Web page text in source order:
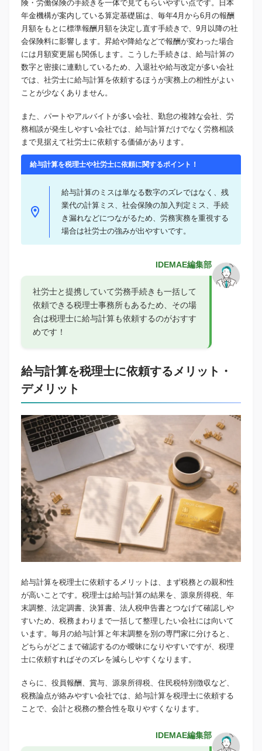
険・労働保険の手続きを一体で見てもらいやすい点です。日本
年金機構が案内している算定基礎届は、毎年4月から6月の報酬
月額をもとに標準報酬月額を決定し直す手続きで、9月以降の社
会保険料に影響します。昇給や降給などで報酬が変わった場合
には月額変更届も関係します。こうした手続きは、給与計算の
数字と密接に連動しているため、入退社や給与改定が多い会社
では、社労士に給与計算を依頼するほうが実務上の相性がよい
ことが少なくありません。
また、パートやアルバイトが多い会社、勤怠の複雑な会社、労
務相談が発生しやすい会社では、給与計算だけでなく労務相談
まで見据えて社労士に依頼する価値があります。
給与計算を税理士や社労士に依頼に関するポイント！
給与計算のミスは単なる数字のズレではなく、残
業代の計算ミス、社会保険の加入判定ミス、手続
き漏れなどにつながるため、労務実務を重視する
場合は社労士の強みが出やすいです。
IDEMAE編集部
社労士と提携していて労務手続きも一括して
依頼できる税理士事務所もあるため、その場
合は税理士に給与計算も依頼するのがおすす
めです！
給与計算を税理士に依頼するメリット・
デメリット
給与計算を税理士に依頼するメリットは、まず税務との親和性
が高いことです。税理士は給与計算の結果を、源泉所得税、年
末調整、法定調書、決算書、法人税申告書とつなげて確認しや
すいため、税務まわりまで一括して整理したい会社には向いて
います。毎月の給与計算と年末調整を別の専門家に分けると、
どちらがどこまで確認するのか曖昧になりやすいですが、税理
士に依頼すればそのズレを減らしやすくなります。
さらに、役員報酬、賞与、源泉所得税、住民税特別徴収など、
税務論点が絡みやすい会社では、給与計算を税理士に依頼する
ことで、会計と税務の整合性を取りやすくなります。
IDEMAE編集部